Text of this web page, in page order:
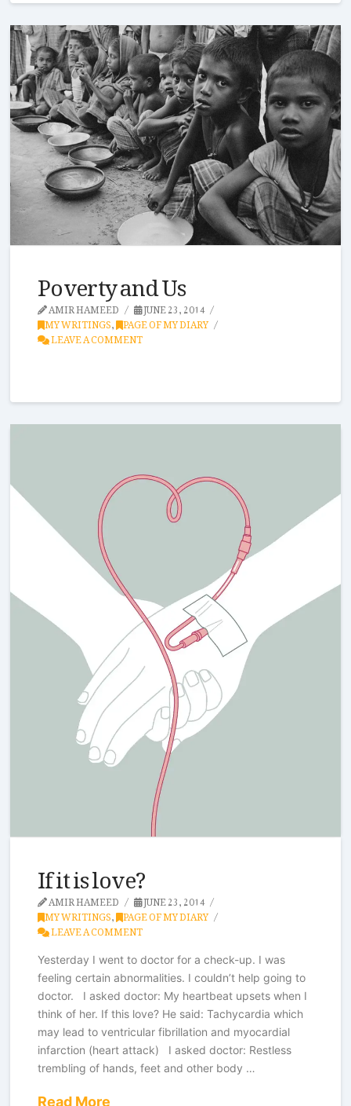
Poverty and Us
AMIR HAMEED JUNE 23, 2014
MY WRITINGS, PAGE OF MY DIARY
LEAVE A COMMENT
If it is love?
AMIR HAMEED JUNE 23, 2014
MY WRITINGS, PAGE OF MY DIARY
LEAVE A COMMENT
Yesterday I went to doctor for a check-up. I was
feeling certain abnormalities. I couldn’t help going to
doctor. I asked doctor: My heartbeat upsets when I
think of her. If this love? He said: Tachycardia which
may lead to ventricular fibrillation and myocardial
infarction (heart attack) I asked doctor: Restless
trembling of hands, feet and other body …
Read More